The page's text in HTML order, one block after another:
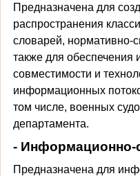
Предназначена для
распространения
словарей, нормативно-
также для
совместимости и
информационных
том числе, военных
департамента.
- Информационно-
Предназначена для